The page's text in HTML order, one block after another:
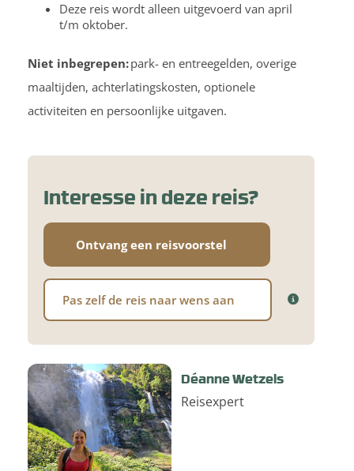
Deze reis wordt alleen uitgevoerd van april
t/m oktober.
Niet inbegrepen:park- en entreegelden, overige
maaltijden, achterlatingskosten, optionele
activiteiten en persoonlijke uitgaven.
Interesse in deze reis?
Ontvang een reisvoorstel
Pas zelf de reis naar wens aan
Déanne Wetzels
Reisexpert